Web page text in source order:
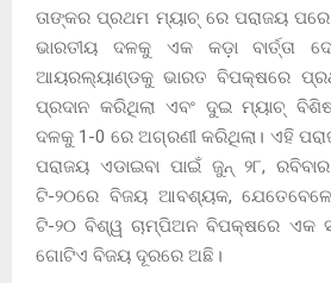
ତାଙ୍କର ପ୍ରଥମ ମ୍ୟାଚ୍ ରେ ପରାଜୟ
ଭାରତୀୟ ଦଳକୁ ଏକ କଡ଼ା ବାର୍ତ୍ତା
ଆୟରଲ୍ୟାଣ୍ଡକୁ ଭାରତ ବିପକ୍ଷରେ
ପ୍ରଦାନ କରିଥିଲା ​​ଏବଂ ଦୁଇ ମ୍ୟାଚ୍
ଦଳକୁ 1-0 ରେ ଅଗ୍ରଣୀ କରିଥିଲା। ଏହି
ପରାଜୟ ଏଡାଇବା ପାଇଁ ଜୁନ୍ ୨୮,
ଟି-୨୦ରେ ବିଜୟ ଆବଶ୍ୟକ, ଯେତେବେଳେ
ଟି-୨୦ ବିଶ୍ୱ ଚାମ୍ପିଅନ ବିପକ୍ଷରେ ଏକ
ଗୋଟିଏ ବିଜୟ ଦୂରରେ ଅଛି।